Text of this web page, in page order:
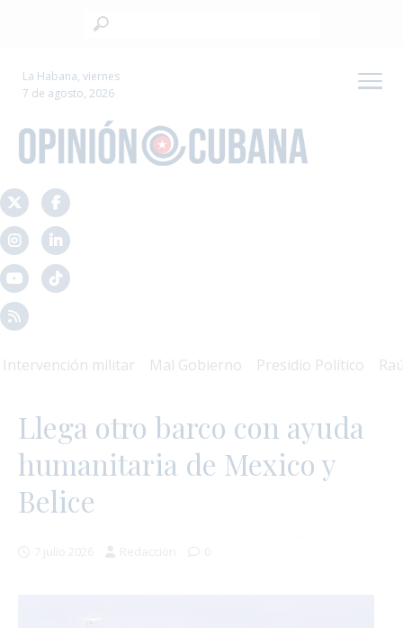
La Habana, viernes
7 de agosto, 2026
militar Mal Gobierno Presidio Político Raúl
Llega otro barco con ayuda
humanitaria de Mexico y
Belice